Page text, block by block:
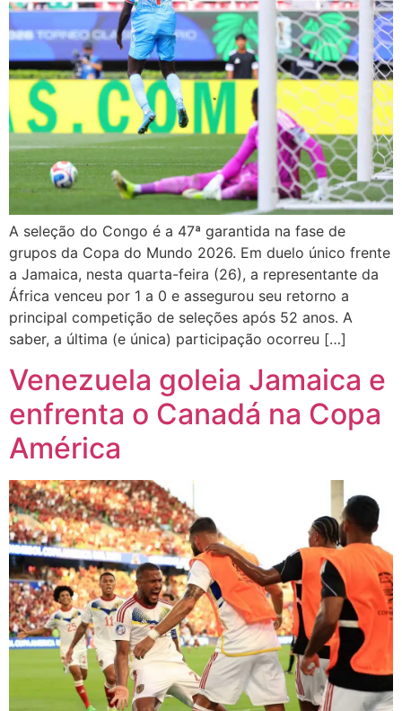
A seleção do Congo é a 47ª garantida na fase de
grupos da Copa do Mundo 2026. Em duelo único frente
a Jamaica, nesta quarta-feira (26), a representante da
África venceu por 1 a 0 e assegurou seu retorno a
principal competição de seleções após 52 anos. A
saber, a última (e única) participação ocorreu […]
Venezuela goleia Jamaica e
enfrenta o Canadá na Copa
América